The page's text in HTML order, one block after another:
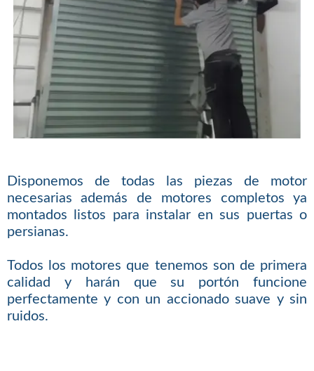
Disponemos de todas las piezas de motor
necesarias además de motores completos ya
montados listos para instalar en sus puertas o
persianas.
Todos los motores que tenemos son de primera
calidad y harán que su portón funcione
perfectamente y con un accionado suave y sin
ruidos.